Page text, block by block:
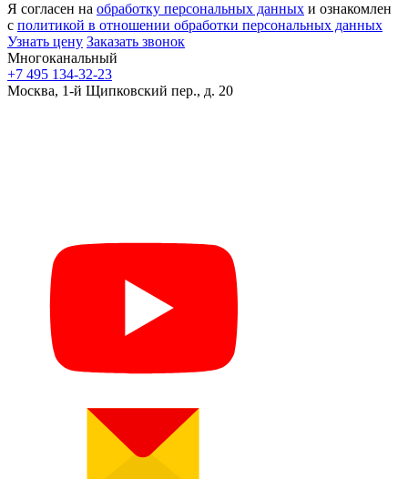
Я согласен на обработку персональных данных и ознакомлен
с политикой в отношении обработки персональных данных
Узнать цену Заказать звонок
Многоканальный
+7 495 134-32-23
Москва, 1-й Щипковский пер., д. 20